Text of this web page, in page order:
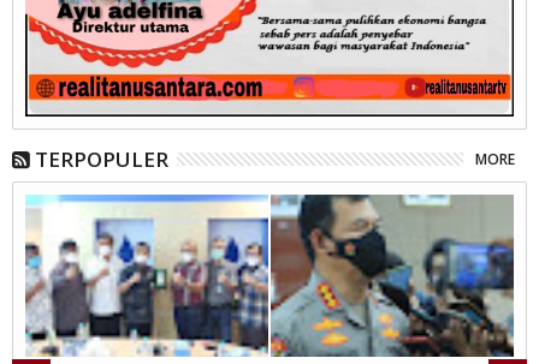
TERPOPULER MORE